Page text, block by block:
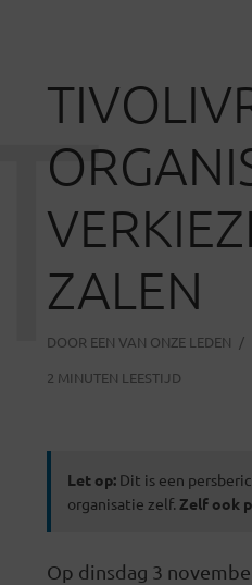
ZALEN
DOOR EEN VAN ONZE LEDEN
2 MINUTEN LEESTIJD
T
Let op: Dit is een
organisatie zelf. Zelf ook
Op dinsdag 3